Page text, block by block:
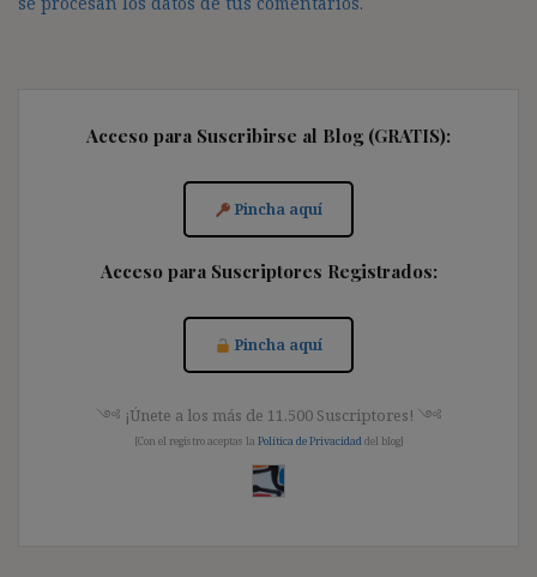
Acceso para Suscribirse al Blog (GRATIS):
Pincha aquí
Acceso para Suscriptores Registrados:
Pincha aquí
༺ ¡Únete a los más de 11.500 Suscriptores! ༺
[Con el registro aceptas la Política de Privacidaddel blog]